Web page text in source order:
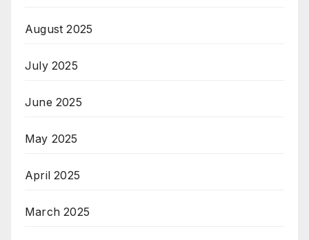
August 2025
July 2025
June 2025
May 2025
April 2025
March 2025